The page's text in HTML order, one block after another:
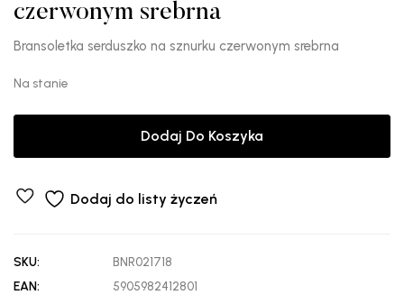
czerwonym srebrna
Bransoletka serduszko na sznurku czerwonym srebrna
Na stanie
Dodaj Do Koszyka
Dodaj do listy życzeń
SKU:
BNR021718
EAN:
5905982412801